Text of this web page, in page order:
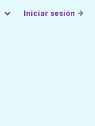
Iniciar sesión →